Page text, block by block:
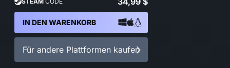
IN DEN WARENKORB
Für andere Plattformen kaufen